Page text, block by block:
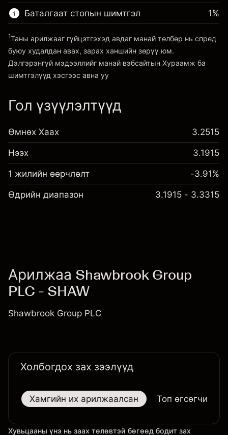
Хөшүүргийн мөнгө ~ $£19,000.00
Платформ руу орох
авах төлбөр
Хөшүүргийн мөнгө ~ $ £19,000.00
Платформ руу орох
Баталгаат стопын шимтгэл
Хураамж ба шимтгэлүүд
1%
1Таны арилжааг гүйцэтгэхэд авдаг манай төлбөр нь спред
буюу худалдан авах, зарах ханшийн зөрүү юм.
Дэлгэрэнгүй мэдээллийг манай вэбсайтын Хураамж ба
шимтгэлүүд хэсгээс авна уу
Гол үзүүлэлтүүд
Өмнөх Хаах 3.2515
Нээх 3.1915
1 жилийн өөрчлөлт -3.91%
Өдрийн диапазон 3.1915 - 3.3315
Арилжаа Shawbrook Group
PLC - SHAW
Shawbrook Group PLC
Холбогдох зах зээлүүд
Хамгийн их арилжаалсан Топ өгсөгчид
Хувьцааны үнэ нь заах төлөвтэй бөгөөд бодит зах